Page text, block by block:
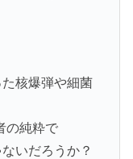
核爆弾や細菌
の純粋で
いだろうか？